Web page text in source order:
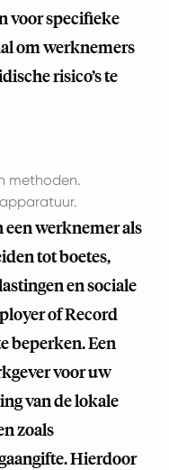
voor specifieke
om werknemers
risico’s te
methoden.
werknemer als
tot boetes,
en sociale
of Record
beperken. Een
voor uw
van de lokale
zoals
Hierdoor